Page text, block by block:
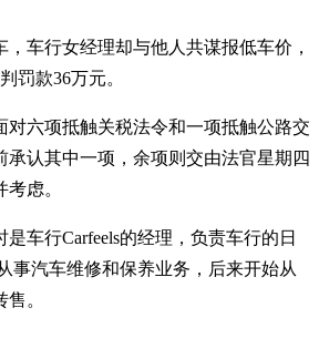
，车行女经理却与他人共谋报低车价，
罚款36万元。
对六项抵触关税法令和一项抵触公路交
承认其中一项，余项则交由法官星期四
考虑。
车行Carfeels的经理，负责车行的日
事汽车维修和保养业务，后来开始从
。